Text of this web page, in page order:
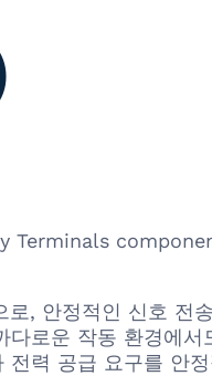
Terminals
, 안정적인 신호
로운 작동 환경에
력 공급 요구를 안